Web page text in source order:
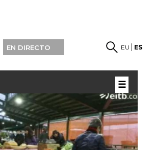
EN DIRECTO EU ES
☰